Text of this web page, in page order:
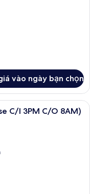
vào ngày bạn chọn
két bảo mật tại phòng,
C/I 3PM C/O 8AM)